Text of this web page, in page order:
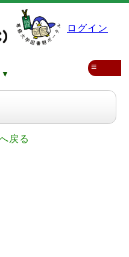
ログイン
▼
≡
戻る